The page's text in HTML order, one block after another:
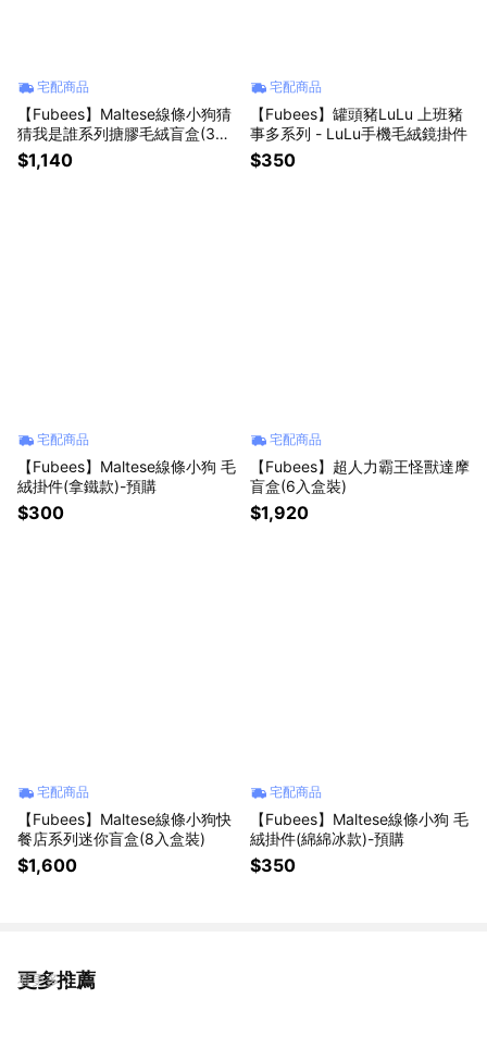
宅配商品
【Fubees】Maltese線條小狗猜
猜我是誰系列搪膠毛絨盲盒(3入
隨機款)-預購
$1,140
宅配商品
【Fubees】罐頭豬LuLu 上班豬
事多系列 - LuLu手機毛絨鏡掛件
$350
宅配商品
【Fubees】Maltese線條小狗 毛
絨掛件(拿鐵款)-預購
$300
宅配商品
【Fubees】超人力霸王怪獸達摩
盲盒(6入盒裝)
$1,920
宅配商品
【Fubees】Maltese線條小狗快
餐店系列迷你盲盒(8入盒裝)
$1,600
宅配商品
【Fubees】Maltese線條小狗 毛
絨掛件(綿綿冰款)-預購
$350
更多推薦
看更多